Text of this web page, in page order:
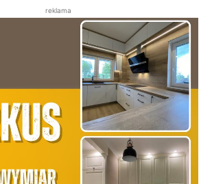
reklama